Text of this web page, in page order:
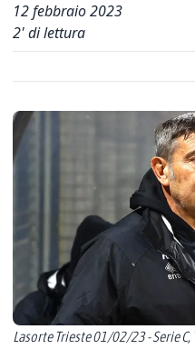
12 febbraio 2023
2' di lettura
Lasorte Trieste 01/02/23 - Serie